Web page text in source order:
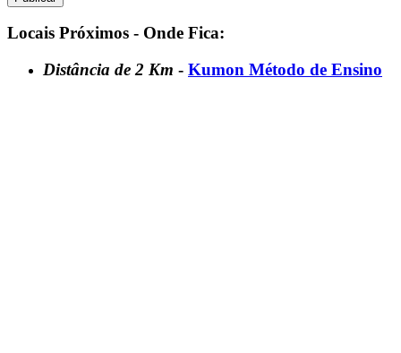
Locais Próximos - Onde Fica:
Distância de 2 Km - Kumon Método de Ensino